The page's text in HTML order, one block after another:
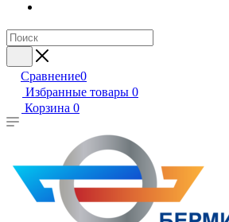
Сравнение0
Избранные товары 0
Корзина 0